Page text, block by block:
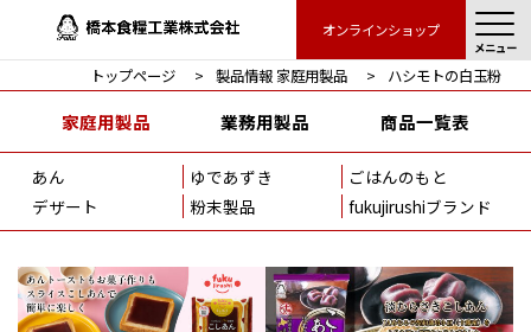
オンラインショップ
メニュー
トップページ 製品情報 家庭用製品 ハシモトの白玉粉
家庭用製品 業務用製品 商品一覧表
あん ゆであずき
ごはんのもと
デザート
粉末製品 fukujirushiブランド